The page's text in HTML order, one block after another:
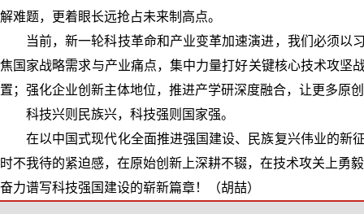
解难题，更着眼长远抢占未来制高点。
当前，新一轮科技革命和产业变革加速演进，我们必须以
焦国家战略需求与产业痛点，集中力量打好关键核心技术攻坚
置；强化企业创新主体地位，推进产学研深度融合，让更多原
科技兴则民族兴，科技强则国家强。
在以中国式现代化全面推进强国建设、民族复兴伟业的新
时不我待的紧迫感，在原始创新上深耕不辍，在技术攻关上勇
奋力谱写科技强国建设的崭新篇章！（胡喆）